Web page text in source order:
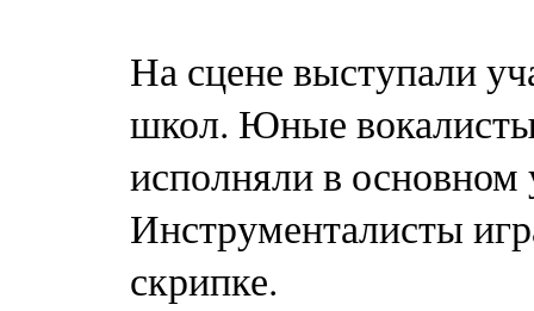
На сцене выступали
школ. Юные
исполняли в
Инструменталисты
скрипке.